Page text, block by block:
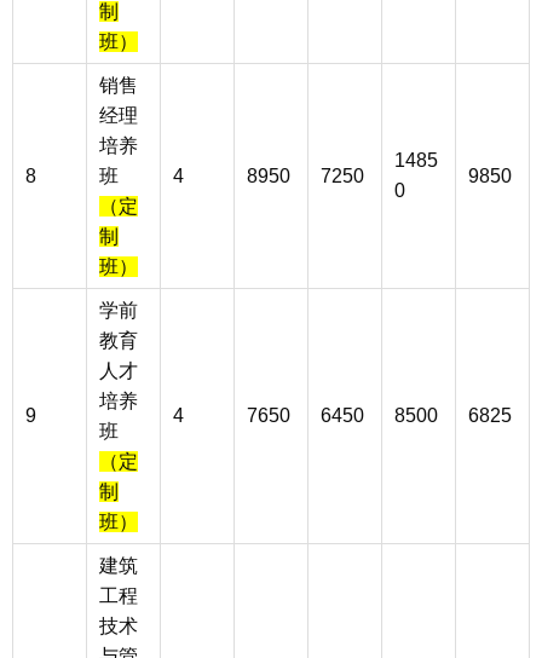
制
班）
8
销售
经理
培养
班
（定
制
班）
4 8950 7250
1485
0
9850
9
学前
教育
人才
培养
班
（定
制
班）
4 7650 6450 8500 6825
建筑
工程
技术